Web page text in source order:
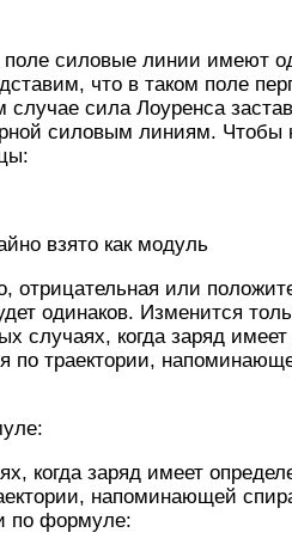
силовые линии имеют
что в таком поле
сила Лоуренса
силовым линиям. Чтобы
взято как модуль
отрицательная или
одинаков. Изменится
случаях, когда заряд
по траектории,
когда заряд имеет
напоминающей
по формуле: